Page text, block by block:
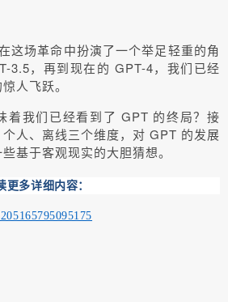
这场革命中扮演了一个举足轻重的角
3.5，再到现在的 GPT-4，我们已经
人飞跃。
着我们已经看到了 GPT 的终局？接
人、离线三个维度，对 GPT 的发展
基于客观现实的大胆猜想。
更多详细内容：